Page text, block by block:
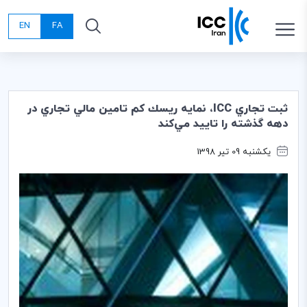
FA
EN
ثبت تجاري ICC، نمايه ريسك كم تامين مالي تجاري در
دهه گذشته را تاييد مي‌كند
یکشنبه 09 تیر 1398